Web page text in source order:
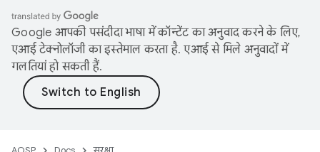
Google आपकी पसंदीदा भाषा में कॉन्टेंट का अनुवाद करने के लिए,
एआई टेक्नोलॉजी का इस्तेमाल करता है. एआई से मिले अनुवादों में
गलतियां हो सकती हैं.